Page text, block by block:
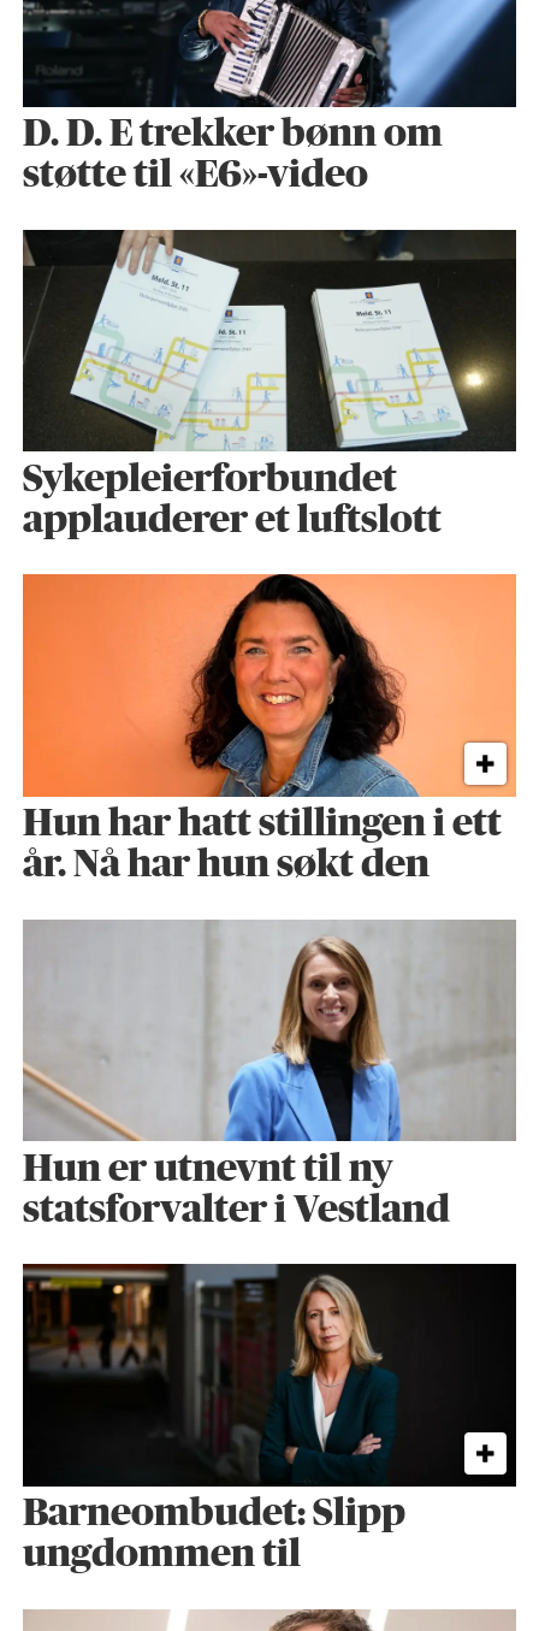
D. D. E trekker bønn om
støtte til «E6»-video
Sykepleier­forbundet
applauderer et luftslott
Hun har hatt stillingen i ett
år. Nå har hun søkt den
Hun er utnevnt til ny
statsforvalter i Vestland
Barneombudet: Slipp
ungdommen til